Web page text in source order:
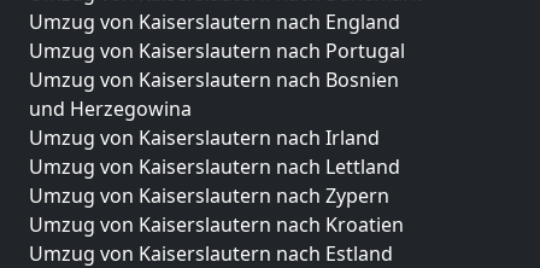
Umzug von Kaiserslautern nach England
Umzug von Kaiserslautern nach Portugal
Umzug von Kaiserslautern nach Bosnien
und Herzegowina
Umzug von Kaiserslautern nach Irland
Umzug von Kaiserslautern nach Lettland
Umzug von Kaiserslautern nach Zypern
Umzug von Kaiserslautern nach Kroatien
Umzug von Kaiserslautern nach Estland